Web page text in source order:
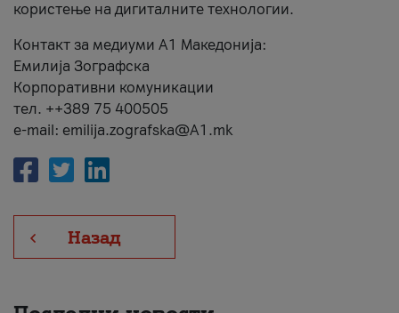
користење на дигиталните технологии.
Контакт за медиуми А1 Македонија:
Емилија Зографска
Корпоративни комуникации
тел. ++389 75 400505
e-mail: emilija.zografska@A1.mk
Назад